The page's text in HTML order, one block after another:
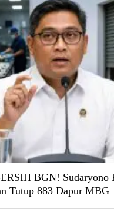
BGN! Sudaryono
Tutup 883 Dapur MBG